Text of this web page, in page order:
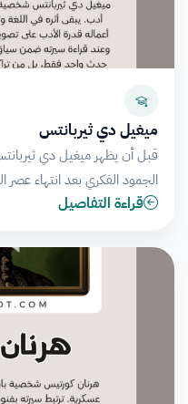
ميغيل دي ثيربانتس
قبل أن يظهر ميغيل دي
الجمود الفكري بعد انتهاء عصر
قراءة التفاصيل